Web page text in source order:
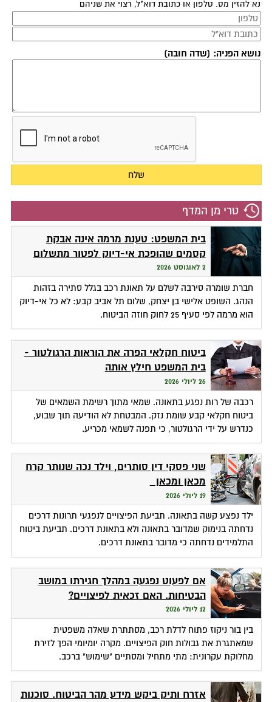
נא להזין מס. טלפון או כתובת דוא"ל, רצוי את שניהם
נושא הפניה: (שדה חובה)
טרי מן המדף
בית המשפט: טענת מרמה אינה אבקת
קסמים שהופכת אי-דיוק לפטור מתשלום
2 לאוגוסט 2026
חברת שומרה סירבה לשלם על תאונת רכב בגלל סתירה בזהות
הנהג. השופט אלישי בן יצחק, שלום תל אביב קבע: לא כל אי-דיוק
הוא מרמה לפי סעיף 25 לחוק חוזה הביטוח.
ביטוח חקלאי הפרה את הוראות הרגולטור -
בית המשפט חילץ אותה
26 ליולי 2026
רכבה של רות נפגע בתאונה. שמאי מתוך רשימת השמאים של
ביטוח חקלאי קבע שומת נזק. המבטחת לא הודיעה תוך שבוע,
כנדרש על ידי הרגולטור, כי תפנה לשמאי מכריע.
שני פסקי דין סותרים, וילד נכה שנותר קרח
מכאן ומכאן
19 ליולי 2026
ילד נפצע קשה בתאונה. תביעת הפיצויים לנפגעי תרונות דרכים
נדחתה בנימוק שמדובר בתאונה ולא בתאונת דרכים. תביעת ביטוח
התלמידים נדחתה כי מדובר בתאונת דרכים.
אם לפעוט נפגעה במהלך חגירתו במושב
הבטיחות. האם זכאית לפיצויים?
12 ליולי 2026
בין בור ניקוז פתוח לדלת רכב, מסתתרת שאלה משפטית
שמאתגרת את גבולות חוק הפיצויים. מקרה יומיומי הפך לזירת
מחלוקת עקרונית: מתי מתחיל ומסתיים "שימוש" ברכב.
אזרח ותיק ביקש מידע מהר הביטוח. סוכנות